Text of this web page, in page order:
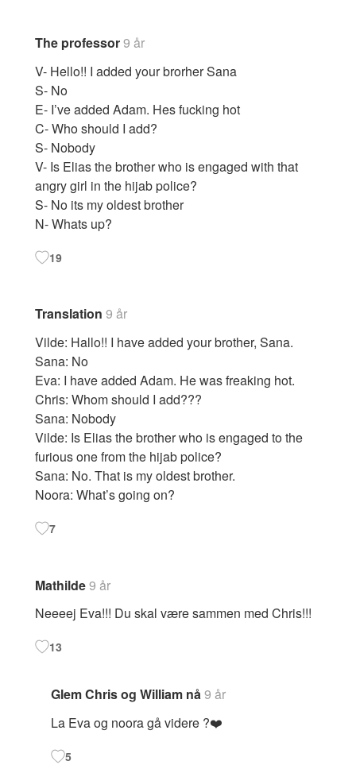
The professor9 år
V- Hello!! I added your brorher Sana
S- No
E- I’ve added Adam. Hes fucking hot
C- Who should I add?
S- Nobody
V- Is Elias the brother who is engaged with that
angry girl in the hijab police?
S- No its my oldest brother
N- Whats up?
19
Translation 9 år
Vilde: Hallo!! I have added your brother, Sana.
Sana: No
Eva: I have added Adam. He was freaking hot.
Chris: Whom should I add???
Sana: Nobody
Vilde: Is Elias the brother who is engaged to the
furious one from the hijab police?
Sana: No. That is my oldest brother.
Noora: What’s going on?
7
Mathilde9 år
Neeeej Eva!!! Du skal være sammen med Chris!!!
13
Glem Chris og William nå9 år
La Eva og noora gå videre ?❤️
5